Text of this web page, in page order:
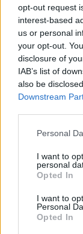
opt-out request
interest-based
us or personal
your opt-out.
disclosure of
IAB’s list of
also be
Downstream
Personal
I want to
personal
Opted In
I want to
Personal
Opted In